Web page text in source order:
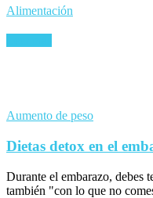
Alimentación
Aumento de peso
Dietas detox en el
Durante el embarazo, debes
también "con lo que no